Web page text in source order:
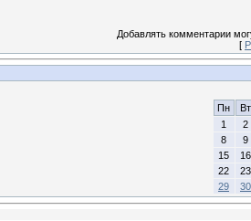
Добавлять комментарии
[
Пн
Вт
1
2
8
9
15
16
22
23
29
30